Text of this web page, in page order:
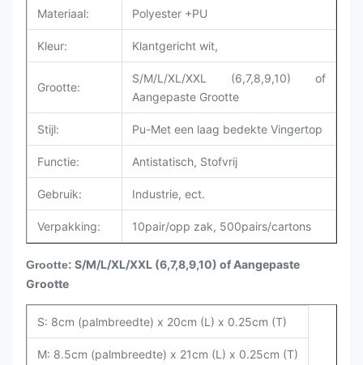
Materiaal: Polyester +PU
Kleur: Klantgericht wit,
Grootte:
S/M/L/XL/XXL (6,7,8,9,10) of
Aangepaste Grootte
Stijl: Pu-Met een laag bedekte Vingertop
Functie: Antistatisch, Stofvrij
Gebruik: Industrie, ect.
Verpakking: 10pair/opp zak, 500pairs/cartons
Grootte: S/M/L/XL/XXL (6,7,8,9,10) of Aangepaste
Grootte
S: 8cm (palmbreedte) x 20cm (L) x 0.25cm (T)
M: 8.5cm (palmbreedte) x 21cm (L) x 0.25cm (T)